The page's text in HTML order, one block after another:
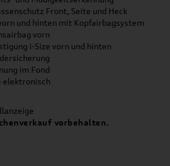
Front, Seite und Heck
und hinten mit Kopfairbagsystem
vorn
i-Size vorn und hinten
im Fond
elektronisch
vorbehalten.